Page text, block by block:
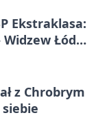
Ekstraklasa:
Widzew Łódź
z Chrobrym
siebie